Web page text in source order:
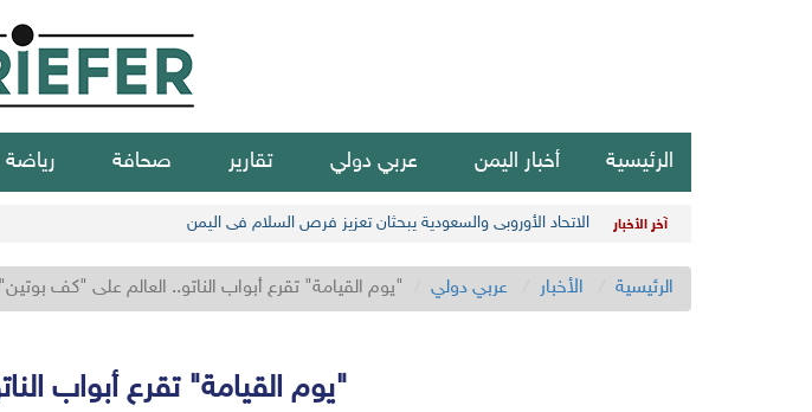
الرئيسية أخبار اليمن عربي دولي تقارير صحافة رياضة
آخر الأخبار الاتحاد الأوروبي والسعودية يبحثان تعزيز فرص السلام في اليمن
الرئيسية الأخبار عربي دولي "يوم القيامة" تقرع أبواب الناتو.. العالم على "كف بوتين"
"يوم القيامة" تقرع أبواب